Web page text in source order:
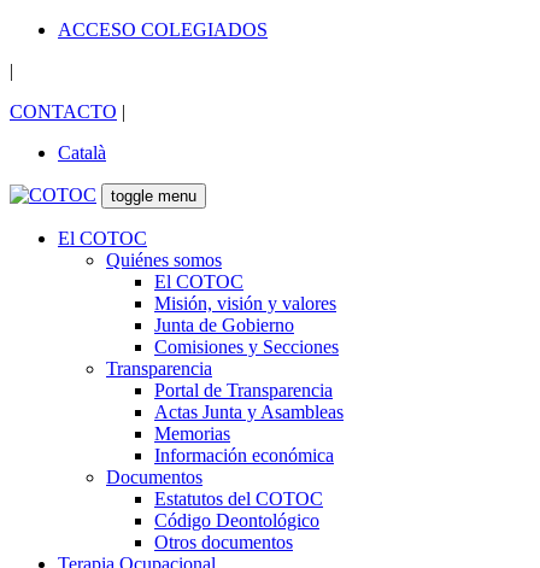
ACCESO COLEGIADOS
|
CONTACTO |
Català
toggle menu
El COTOC
Quiénes somos
El COTOC
Misión, visión y valores
Junta de Gobierno
Comisiones y Secciones
Transparencia
Portal de Transparencia
Actas Junta y Asambleas
Memorias
Información económica
Documentos
Estatutos del COTOC
Código Deontológico
Otros documentos
Terapia Ocupacional